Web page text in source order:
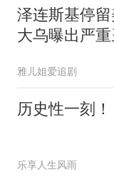
泽连斯基停留
大乌曝出严
雅儿姐爱追剧
历史性一刻！
乐享人生风雨